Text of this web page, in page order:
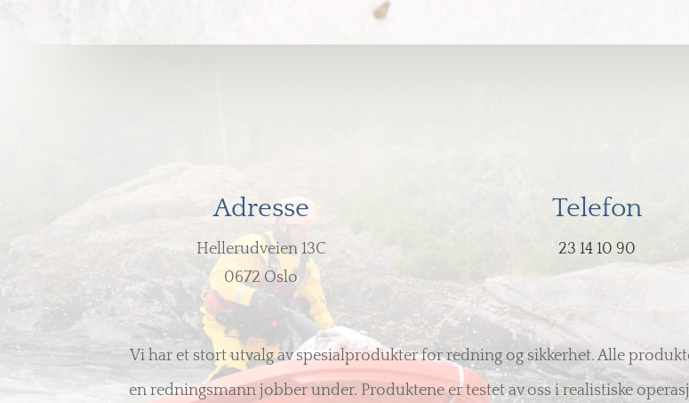
Adresse
Hellerudveien 13C
0672 Oslo
Telefon
23 14 10 90
Vi har et stort utvalg av spesialprodukter for redning og sikkerhet. Alle
en redningsmann jobber under. Produktene er testet av oss i realistiske